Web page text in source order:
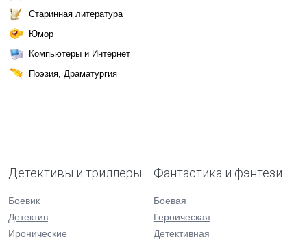
Старинная литература
Юмор
Компьютеры и Интернет
Поэзия, Драматургия
Детективы и триллеры
Боевик
Детектив
Иронические
Фантастика и фэнтези
Боевая
Героическая
Детективная